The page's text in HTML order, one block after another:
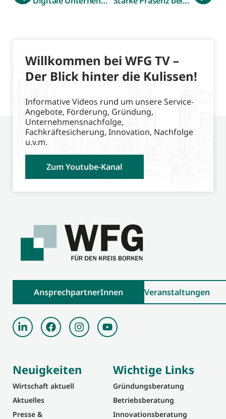
Willkommen bei WFG TV –
Der Blick hinter die Kulissen!
Informative Videos rund um unsere Service-
Angebote, Förderung, Gründung,
Unternehmensnachfolge,
Fachkräftesicherung, Innovation, Nachfolge
u.v.m.
Zum Youtube-Kanal
AnsprechpartnerInnen Veranstaltungen
Neuigkeiten
Wirtschaft aktuell
Aktuelles
Presse &
Wichtige Links
Gründungsberatung
Betriebsberatung
Innovationsberatung